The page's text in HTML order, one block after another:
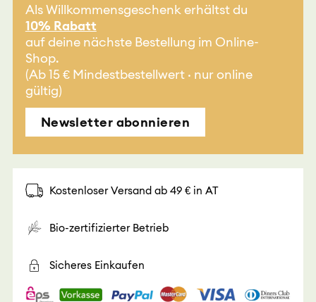
Als Willkommensgeschenk erhältst du
10% Rabatt
auf deine nächste Bestellung im Online-
Shop.
(Ab 15 € Mindestbestellwert · nur online
gültig)
Newsletter abonnieren
Kostenloser Versand ab 49 € in AT
Bio-zertifizierter Betrieb
Sicheres Einkaufen